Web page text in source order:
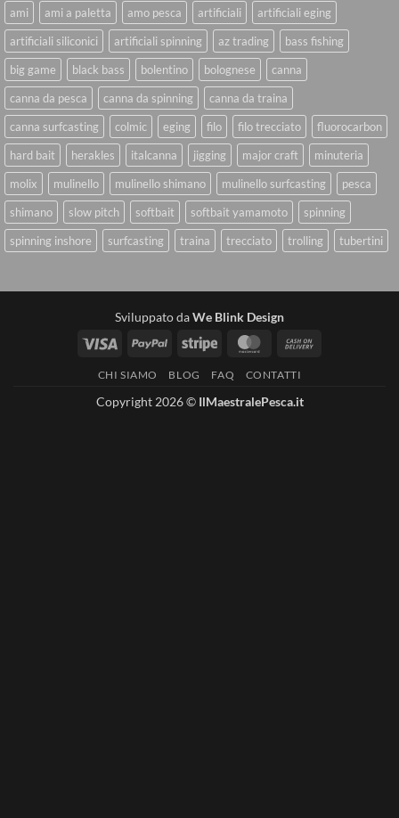
ami ami a paletta amo pesca artificiali
artificiali eging
artificiali siliconici
artificiali spinning az trading
bass fishing
big game
black bass bolentino bolognese
canna
canna da pesca
canna da spinning
canna da traina
canna surfcasting
colmic eging filo filo trecciato
fluorocarbon
hard bait
herakles italcanna jigging major craft
minuteria
molix
mulinello mulinello shimano mulinello surfcasting
pesca
shimano
slow pitch softbait softbait yamamoto
spinning
spinning inshore
surfcasting traina trecciato trolling tubertini
Sviluppato daWe Blink Design
Visa
PayPal Stripe MasterCard
CHI SIAMO BLOG FAQ CONTATTI
Copyright 2026 © IlMaestralePesca.it